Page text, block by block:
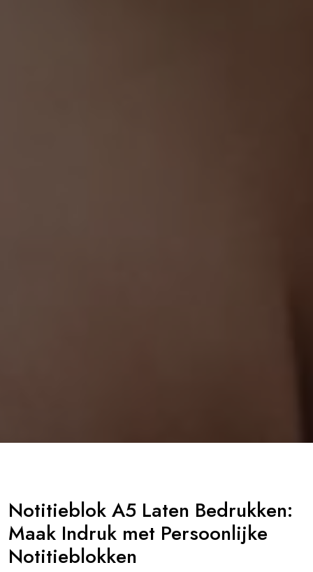
Notitieblok A5 Laten Bedrukken:
Maak Indruk met Persoonlijke
Notitieblokken